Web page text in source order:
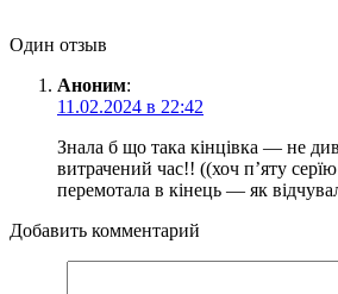
Один отзыв
Аноним:
11.02.2024 в 22:42
Знала б що така кінцівка — не
витрачений час!! ((хоч п’яту
перемотала в кінець — як
Добавить комментарий